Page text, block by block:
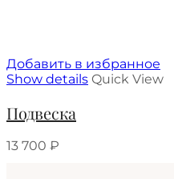
Добавить в избранное
Show details Quick View
Подвеска
13 700 ₽